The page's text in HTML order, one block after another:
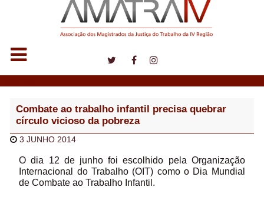
Combate ao trabalho infantil precisa quebrar
círculo vicioso da pobreza
3 JUNHO 2014
O dia 12 de junho foi escolhido pela Organização
Internacional do Trabalho (OIT) como o Dia Mundial
de Combate ao Trabalho Infantil.